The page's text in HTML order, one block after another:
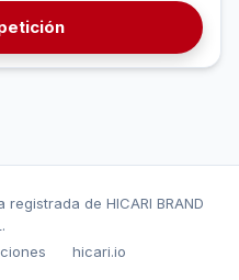
de HICARI BRAND
hicari.io